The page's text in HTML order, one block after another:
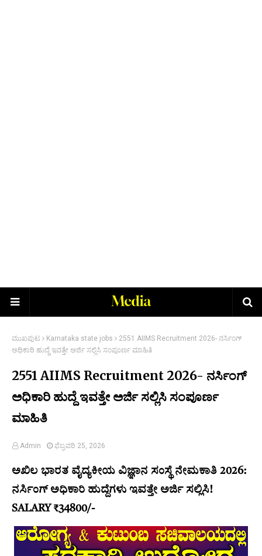
ಮುಖಪುಟ Karnataka state jobs
2551 AIIMS Recruitment 2026- ನರ್ಸಿಂಗ್
ಅಧಿಕಾರಿ ಹುದ್ದೆ ಇವತ್ತೇ ಅರ್ಜಿ ಸಲ್ಲಿಸಿ ಸಂಪೂರ್ಣ ಮಾಹಿತಿ
2551 AIIMS Recruitment 2026- ನರ್ಸಿಂಗ್
ಅಧಿಕಾರಿ ಹುದ್ದೆ ಇವತ್ತೇ ಅರ್ಜಿ ಸಲ್ಲಿಸಿ ಸಂಪೂರ್ಣ
ಮಾಹಿತಿ
Admin ಫೆಬ್ರವರಿ 25, 2026
ಅಖಿಲ ಭಾರತ ವೈದ್ಯಕೀಯ ವಿಜ್ಞಾನ ಸಂಸ್ಥೆ ನೇಮಕಾತಿ 2026:
ನರ್ಸಿಂಗ್ ಅಧಿಕಾರಿ ಹುದ್ದೆಗಳು ಇವತ್ತೇ ಅರ್ಜಿ ಸಲ್ಲಿಸಿ!
SALARY ₹34800/-